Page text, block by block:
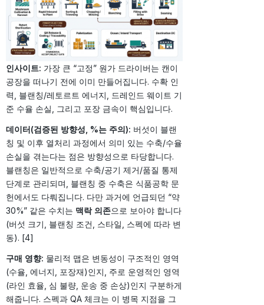
인사이트: 가장 큰 “고정” 원가 드라이버는 캔이
공장을 떠나기 전에 이미 만들어집니다. 수확 인
력, 블랜칭/레토르트 에너지, 드레인드 웨이트 기
준 수율 손실, 그리고 포장 금속이 핵심입니다.
데이터(검증된 방향성, %는 주의): 버섯이 블랜
칭 및 이후 열처리 과정에서 의미 있는 수축/수율
손실을 겪는다는 점은 방향성으로 타당합니다.
블랜칭은 일반적으로 수축/공기 제거/품질 통제
단계로 관리되며, 블랜칭 중 수축은 식품공학 문
헌에서도 다뤄집니다. 다만 과거에 언급되던 “약
30%” 같은 수치는 맥락 의존으로 보아야 합니다
(버섯 크기, 블랜칭 조건, 스타일, 스펙에 따라 변
동). [4]
구매 영향: 물리적 맵은 변동성이 구조적인 영역
(수율, 에너지, 포장재)인지, 주로 운영적인 영역
(라인 효율, 심 불량, 운송 중 손상)인지 구분하게
해줍니다. 스펙과 QA 체크는 이 병목 지점을 그